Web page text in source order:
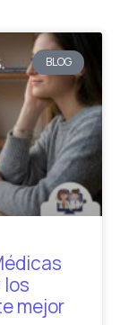
BLOG
mejor